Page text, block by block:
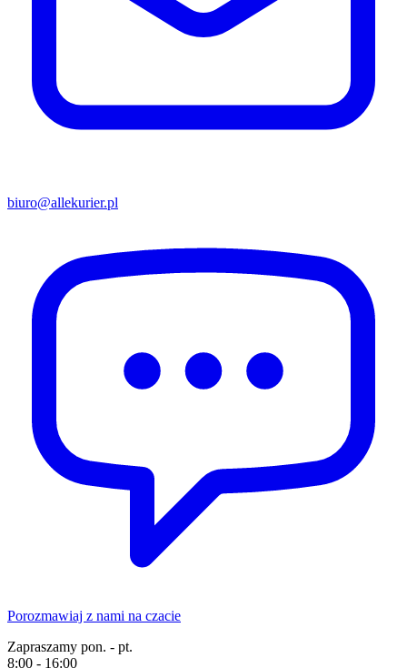
biuro@allekurier.pl
Porozmawiaj z nami na czacie
Zapraszamy pon. - pt.
8:00 - 16:00